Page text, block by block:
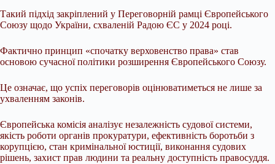
Такий підхід закріплений у Переговорній рамці Європейського
Союзу щодо України, схваленій Радою ЄС у 2024 році.
Фактично принцип «спочатку верховенство права» став
основою сучасної політики розширення Європейського Союзу.
Це означає, що успіх переговорів оцінюватиметься не лише за
ухваленням законів.
Європейська комісія аналізує незалежність судової системи,
якість роботи органів прокуратури, ефективність боротьби з
корупцією, стан кримінальної юстиції, виконання судових
рішень, захист прав людини та реальну доступність правосуддя.